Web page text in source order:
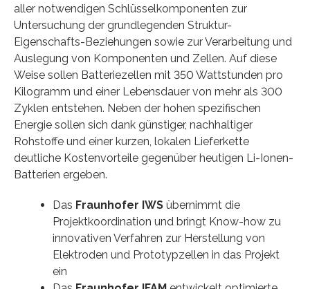
aller notwendigen Schlüsselkomponenten zur
Untersuchung der grundlegenden Struktur-
Eigenschafts-Beziehungen sowie zur Verarbeitung und
Auslegung von Komponenten und Zellen. Auf diese
Weise sollen Batteriezellen mit 350 Wattstunden pro
Kilogramm und einer Lebensdauer von mehr als 300
Zyklen entstehen. Neben der hohen spezifischen
Energie sollen sich dank günstiger, nachhaltiger
Rohstoffe und einer kurzen, lokalen Lieferkette
deutliche Kostenvorteile gegenüber heutigen Li-Ionen-
Batterien ergeben.
Das Fraunhofer IWS übernimmt die
Projektkoordination und bringt Know-how zu
innovativen Verfahren zur Herstellung von
Elektroden und Prototypzellen in das Projekt
ein